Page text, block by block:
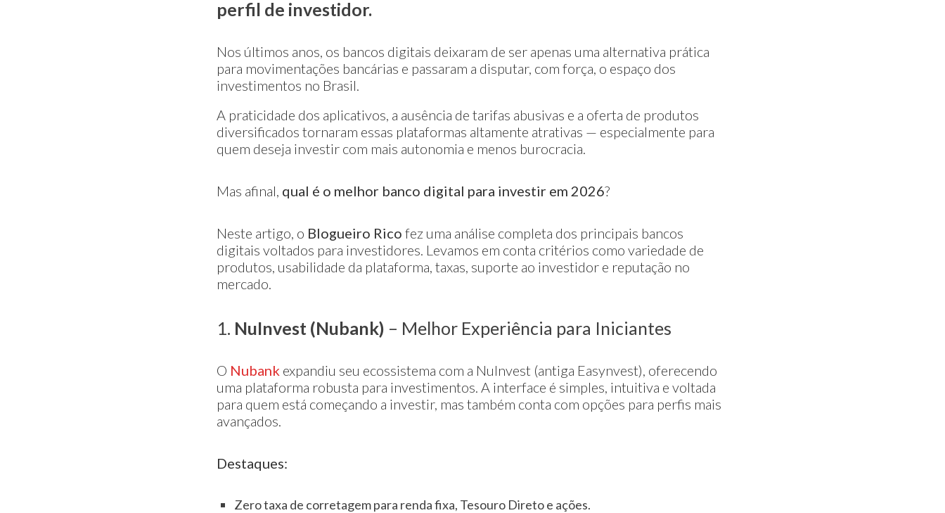
perfil de investidor.
Nos últimos anos, os bancos digitais deixaram de ser apenas uma alternativa prática
para movimentações bancárias e passaram a disputar, com força, o espaço dos
investimentos no Brasil.
A praticidade dos aplicativos, a ausência de tarifas abusivas e a oferta de produtos
diversificados tornaram essas plataformas altamente atrativas — especialmente para
quem deseja investir com mais autonomia e menos burocracia.
Mas afinal, qual é o melhor banco digital para investir em 2026?
Neste artigo, o Blogueiro Rico fez uma análise completa dos principais bancos
digitais voltados para investidores. Levamos em conta critérios como variedade de
produtos, usabilidade da plataforma, taxas, suporte ao investidor e reputação no
mercado.
1. NuInvest (Nubank) – Melhor Experiência para Iniciantes
O Nubank expandiu seu ecossistema com a NuInvest (antiga Easynvest), oferecendo
uma plataforma robusta para investimentos. A interface é simples, intuitiva e voltada
para quem está começando a investir, mas também conta com opções para perfis mais
avançados.
Destaques:
Zero taxa de corretagem para renda fixa, Tesouro Direto e ações.